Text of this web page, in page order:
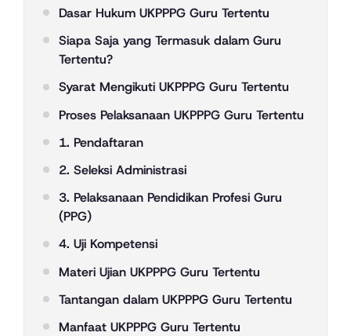
Dasar Hukum UKPPPG Guru Tertentu
Siapa Saja yang Termasuk dalam Guru
Tertentu?
Syarat Mengikuti UKPPPG Guru Tertentu
Proses Pelaksanaan UKPPPG Guru Tertentu
1. Pendaftaran
2. Seleksi Administrasi
3. Pelaksanaan Pendidikan Profesi Guru
(PPG)
4. Uji Kompetensi
Materi Ujian UKPPPG Guru Tertentu
Tantangan dalam UKPPPG Guru Tertentu
Manfaat UKPPPG Guru Tertentu